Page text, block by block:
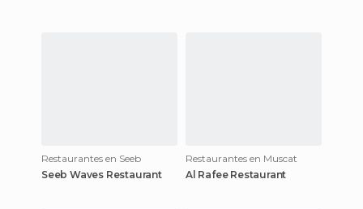
Restaurantes en Seeb
Seeb Waves Restaurant
Restaurantes en Muscat
Al Rafee Restaurant